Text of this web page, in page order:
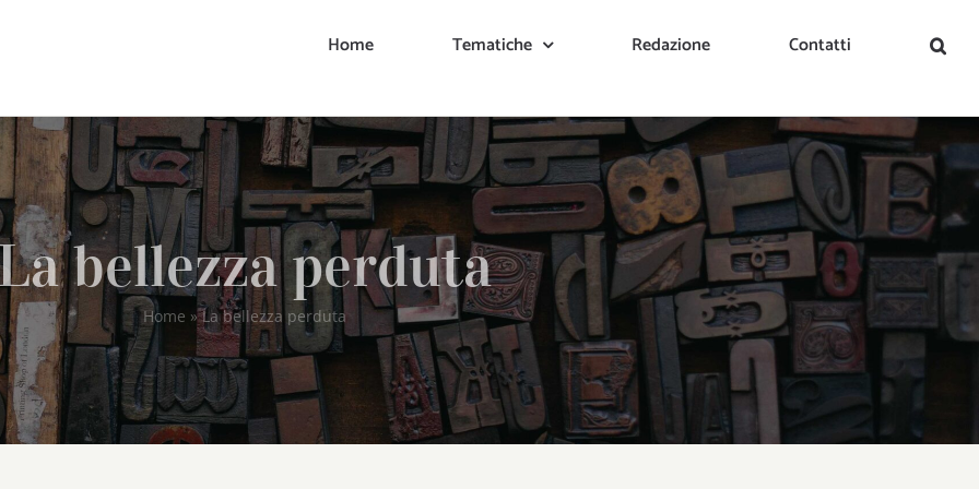
Home Tematiche Redazione Contatti
bellezza perduta
Home »La bellezza perduta